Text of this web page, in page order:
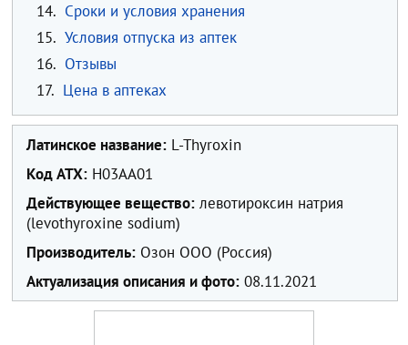
14. Сроки и условия хранения
15. Условия отпуска из аптек
16. Отзывы
17. Цена в аптеках
Латинское название: L-Thyroxin
Код ATX: H03AA01
Действующее вещество: левотироксин натрия
(levothyroxine sodium)
Производитель: Озон ООО (Россия)
Актуализация описания и фото: 08.11.2021